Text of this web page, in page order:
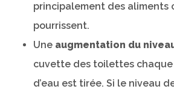
principalement des aliments
pourrissent.
Une augmentation du
cuvette des toilettes chaque
d’eau est tirée. Si le niveau